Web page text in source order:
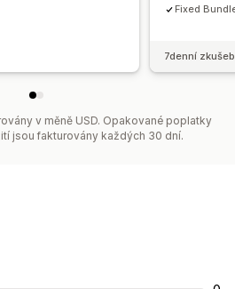
Fixed
7denní
v měně USD. Opakované poplatky
jsou fakturovány každých 30 dní.